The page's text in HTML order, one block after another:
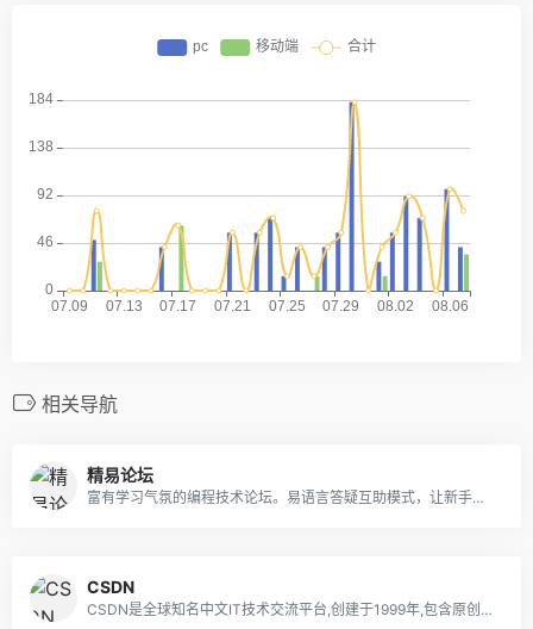
相关导航
精易论坛
富有学习气氛的编程技术论坛。易语言答疑互助模式，让新手的疑问得到解决，让高手接到软件定制业务。-精易e语言论坛！企业QQ800073686
CSDN
CSDN是全球知名中文IT技术交流平台,创建于1999年,包含原创博客、精品问答、职业培训、技术论坛、资源下载等产品服务,提供原创、优质、完整内容的专业IT技术开发社区.